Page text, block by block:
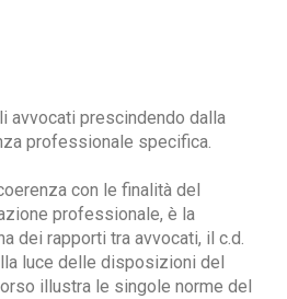
avvocati prescindendo dalla
professionale specifica.
con le finalità del
professionale, è la
dei rapporti tra avvocati, il c.d.
luce delle disposizioni del
illustra le singole norme del